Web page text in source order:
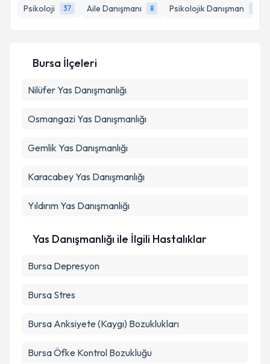
Psikoloji
37 Aile Danışmanı 8 Psikolojik Danışman
Metni'ni okudum ve kişisel verilerimin belirtilen
kapsamda işlenmesini kabul ediyorum.
Bursa İlçeleri
NilüferYas Danışmanlığı
OsmangaziYas Danışmanlığı
Gemlik Yas Danışmanlığı
KaracabeyYas Danışmanlığı
YıldırımYas Danışmanlığı
Yas Danışmanlığı ile İlgili Hastalıklar
Bursa Depresyon
Bursa Stres
Bursa Anksiyete (Kaygı) Bozuklukları
Bursa Öfke Kontrol Bozukluğu